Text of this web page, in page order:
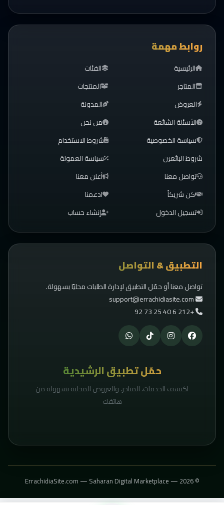
روابط مهمة
الرئيسية
الفئات
المتاجر
المنتجات
العروض
المدونة
الأسئلة الشائعة
من نحن
سياسة الخصوصية
شروط الاستخدام
شروط البائعين
سياسة العمولة
تواصل معنا
أعلن معنا
كن شريكاً
ادعمنا
تسجيل الدخول
إنشاء حساب
التطبيق & التواصل
تواصل معنا أو حمّل التطبيق لإدارة الطلبات محليًا بسهولة.
support@errachidiasite.com
+212 6 40 25 73 92
حمّل تطبيق الرشيدية
اكتشف الخدمات، المتاجر، والعروض المحلية بسهولة من
هاتفك
© 2026 — ErrachidiaSite.com — Saharan Digital Marketplace